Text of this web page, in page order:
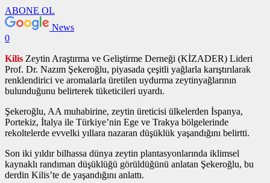
ABONE OL
News
0
Kilis Zeytin Araştırma ve Geliştirme Derneği (KİZADER) Lideri
Prof. Dr. Nazım Şekeroğlu, piyasada çeşitli yağlarla karıştırılarak
renklendirici ve aromalarla üretilen uydurma zeytinyağlarının
bulunduğunu belirterek tüketicileri uyardı.
Şekeroğlu, AA muhabirine, zeytin üreticisi ülkelerden İspanya,
Portekiz, İtalya ile Türkiye’nin Ege ve Trakya bölgelerinde
rekoltelerde evvelki yıllara nazaran düşüklük yaşandığını belirtti.
Son iki yıldır bilhassa dünya zeytin plantasyonlarında iklimsel
kaynaklı randıman düşüklüğü görüldüğünü anlatan Şekeroğlu, bu
derdin Kilis’te de yaşandığını anlattı.